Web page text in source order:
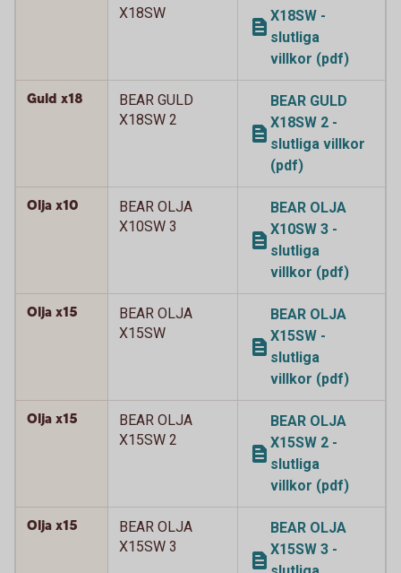
X18SW
X18SW -
slutliga
villkor (pdf)
Guld x18
BEAR GULD
X18SW 2
BEAR GULD
X18SW 2 -
slutliga villkor
(pdf)
Olja x10
BEAR OLJA
X10SW 3
BEAR OLJA
X10SW 3 -
slutliga
villkor (pdf)
Olja x15
BEAR OLJA
X15SW
BEAR OLJA
X15SW -
slutliga
villkor (pdf)
Olja x15
BEAR OLJA
X15SW 2
BEAR OLJA
X15SW 2 -
slutliga
villkor (pdf)
Olja x15
BEAR OLJA
X15SW 3
BEAR OLJA
X15SW 3 -